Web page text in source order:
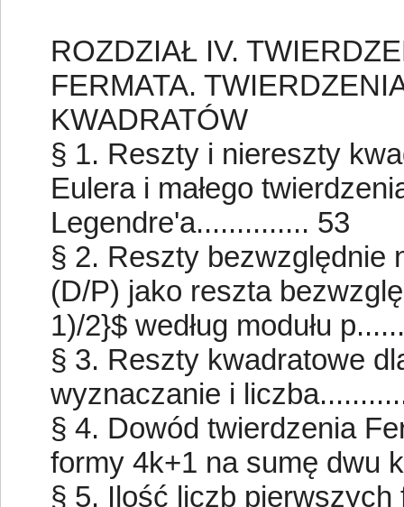
ROZDZIAŁ IV.
FERMATA.
KWADRATÓW
§ 1. Reszty i niereszty
Eulera i małego
Legendre'a.............. 53
§ 2. Reszty bezwzględnie
(D/P) jako reszta
1)/2}$ według modułu
§ 3. Reszty kwadratowe
wyznaczanie i
§ 4. Dowód twierdzenia
formy 4k+1 na sumę dwu
§ 5. Ilość liczb